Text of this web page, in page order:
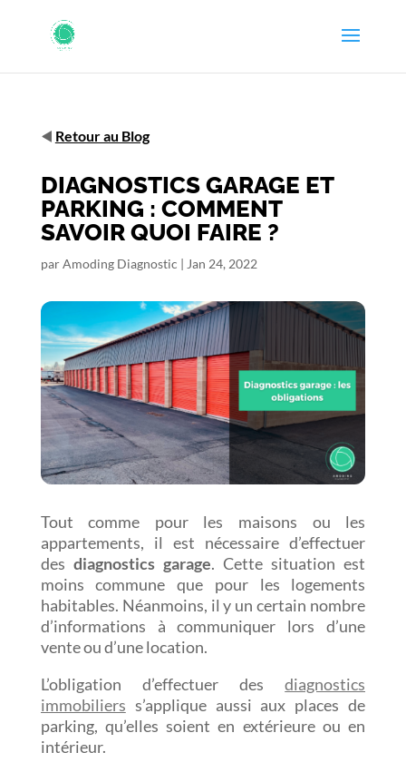
◀️ Retour au Blog
DIAGNOSTICS GARAGE ET
PARKING : COMMENT
SAVOIR QUOI FAIRE ?
parAmoding Diagnostic | Jan 24, 2022
Tout comme pour les maisons ou les
appartements, il est nécessaire d’effectuer
des diagnostics garage. Cette situation est
moins commune que pour les logements
habitables. Néanmoins, il y un certain nombre
d’informations à communiquer lors d’une
vente ou d’une location.
L’obligation d’effectuer desdiagnostics
immobiliers s’applique aussi aux places de
parking, qu’elles soient en extérieure ou en
intérieur.